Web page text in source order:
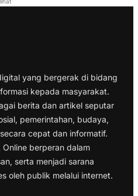
yang bergerak di bidang
kepada masyarakat.
berita dan artikel seputar
pemerintahan, budaya,
cepat dan informatif.
berperan dalam
serta menjadi sarana
oleh publik melalui internet.